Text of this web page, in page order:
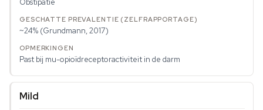
Obstipatie
~24% (Grundmann, 2017)
Past bij mu-opioïdreceptoractiviteit in de darm
Mild